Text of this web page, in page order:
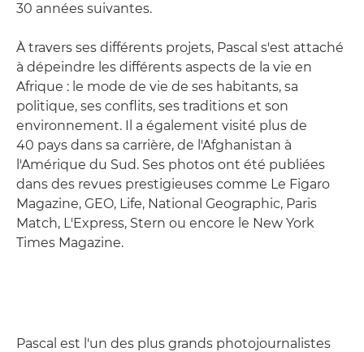
30 années suivantes.
À travers ses différents projets, Pascal s'est attaché
à dépeindre les différents aspects de la vie en
Afrique : le mode de vie de ses habitants, sa
politique, ses conflits, ses traditions et son
environnement. Il a également visité plus de
40 pays dans sa carrière, de l'Afghanistan à
l'Amérique du Sud. Ses photos ont été publiées
dans des revues prestigieuses comme Le Figaro
Magazine, GEO, Life, National Geographic, Paris
Match, L'Express, Stern ou encore le New York
Times Magazine.
Pascal est l'un des plus grands photojournalistes